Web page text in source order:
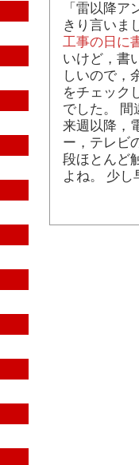
「雷以降
きり言いま
工事の日に
いけど，書
しいので，
をチェック
でした。 間
来週以降，
ー，テレビ
段ほとんど
よね。 少